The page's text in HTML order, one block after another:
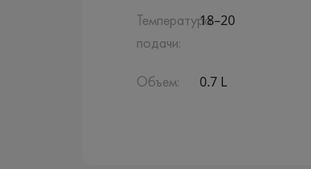
Температура
подачи:
18–20
Объем: 0.7 L